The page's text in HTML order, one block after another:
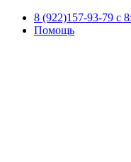
8 (922)157-93-79 c
Помощь